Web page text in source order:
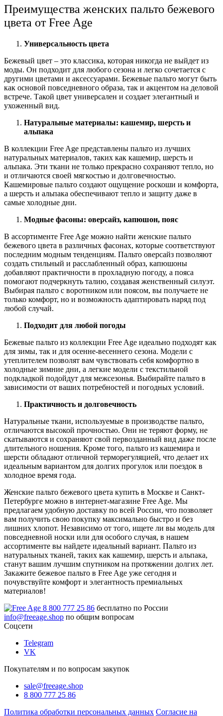
Преимущества женских пальто бежевого
цвета от Free Age
Универсальность цвета
Бежевый цвет – это классика, которая никогда не выйдет из
моды. Он подходит для любого сезона и легко сочетается с
другими цветами и аксессуарами. Бежевые пальто могут быть
как основой повседневного образа, так и акцентом на деловой
встрече. Такой цвет универсален и создает элегантный и
ухоженный вид.
Натуральные материалы: кашемир, шерсть и
альпака
В коллекции Free Age представлены пальто из лучших
натуральных материалов, таких как кашемир, шерсть и
альпака. Эти ткани не только прекрасно сохраняют тепло, но
и отличаются своей мягкостью и долговечностью.
Кашемировые пальто создают ощущение роскоши и комфорта,
а шерсть и альпака обеспечивают тепло и защиту даже в
самые холодные дни.
Модные фасоны: оверсайз, капюшон, пояс
В ассортименте Free Age можно найти женские пальто
бежевого цвета в различных фасонах, которые соответствуют
последним модным тенденциям. Пальто оверсайз позволяют
создать стильный и расслабленный образ, капюшоны
добавляют практичности в прохладную погоду, а пояса
помогают подчеркнуть талию, создавая женственный силуэт.
Выбирая пальто с воротником или поясом, вы получаете не
только комфорт, но и возможность адаптировать наряд под
любой случай.
Подходит для любой погоды
Бежевые пальто из коллекции Free Age идеально подходят как
для зимы, так и для осенне-весеннего сезона. Модели с
утеплителем позволят вам чувствовать себя комфортно в
холодные зимние дни, а легкие модели с текстильной
подкладкой подойдут для межсезонья. Выбирайте пальто в
зависимости от ваших потребностей и погодных условий.
Практичность и долговечность
Натуральные ткани, используемые в производстве пальто,
отличаются высокой прочностью. Они не теряют форму, не
скатываются и сохраняют свой первозданный вид даже после
длительного ношения. Кроме того, пальто из кашемира и
шерсти обладают отличной терморегуляцией, что делает их
идеальным вариантом для долгих прогулок или поездок в
холодное время года.
Женские пальто бежевого цвета купить в Москве и Санкт-
Петербурге можно в интернет-магазине Free Age. Мы
предлагаем удобную доставку по всей России, что позволяет
вам получить свою покупку максимально быстро и без
лишних хлопот. Независимо от того, ищете ли вы модель для
повседневной носки или для особого случая, в нашем
ассортименте вы найдете идеальный вариант. Пальто из
натуральных тканей, таких как кашемир, шерсть и альпака,
станут вашим лучшим спутником на протяжении долгих лет.
Закажите бежевое пальто в Free Age уже сегодня и
почувствуйте комфорт и элегантность премиальных
материалов!
8 800 777 25 86 бесплатно по России
info@freeage.shop по общим вопросам
Соцсети
Telegram
VK
Покупателям и по вопросам закупок
sale@freeage.shop
8 800 777 25 86
Политика обработки персональных данных Согласие на